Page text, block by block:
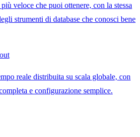
veloce che puoi ottenere, con la stessa
strumenti di database che conosci bene
reale distribuita su scala globale, con
e configurazione semplice.